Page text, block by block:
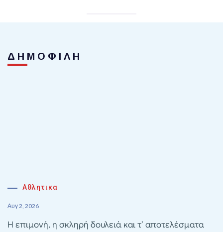
ΔΗΜΟΦΙΛΗ
Αθλητικα
Αυγ 2, 2026
Η επιμονή, η σκληρή δουλειά και τ’ αποτελέσματα